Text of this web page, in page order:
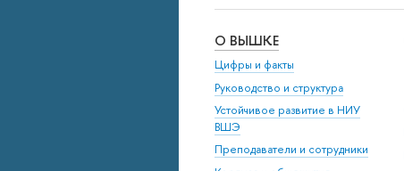
О ВЫШКЕ
Цифры и факты
Руководство и структура
Устойчивое развитие в НИУ
ВШЭ
Преподаватели и сотрудники